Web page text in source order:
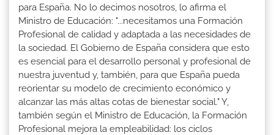
para España. No lo decimos nosotros, lo afirma el
Ministro de Educación: "...necesitamos una Formación
Profesional de calidad y adaptada a las necesidades de
la sociedad. El Gobierno de España considera que esto
es esencial para el desarrollo personal y profesional de
nuestra juventud y, también, para que España pueda
reorientar su modelo de crecimiento económico y
alcanzar las más altas cotas de bienestar social." Y,
también según el Ministro de Educación, la Formación
Profesional mejora la empleabilidad: los ciclos